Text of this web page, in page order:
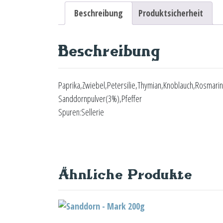
Beschreibung Produktsicherheit
Beschreibung
Sanddornpulver(3%),Pfeffer
Spuren:Sellerie
Ähnliche Produkte